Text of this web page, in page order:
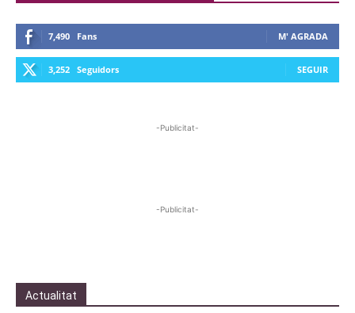
7,490 Fans M' AGRADA
3,252 Seguidors SEGUIR
-Publicitat-
-Publicitat-
Actualitat